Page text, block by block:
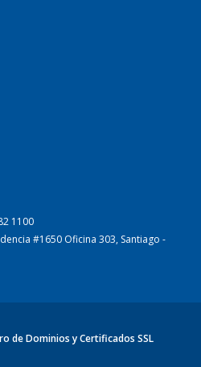
1100
#1650 Oficina 303, Santiago -
de Dominios y Certificados SSL